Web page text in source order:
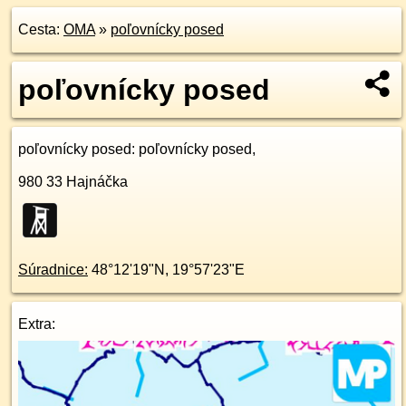
Cesta: OMA» poľovnícky posed
poľovnícky posed
poľovnícky posed: poľovnícky posed,
980 33 Hajnáčka
Súradnice: 48°12'19"N , 19°57'23"E
Extra: